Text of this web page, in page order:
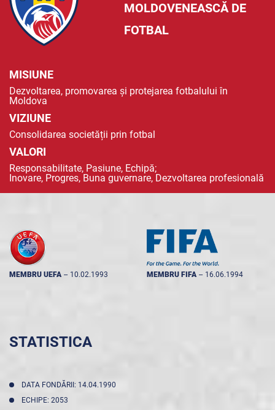
MOLDOVENEASCĂ DE
FOTBAL
MISIUNE
Dezvoltarea, promovarea și protejarea fotbalului în
Moldova
VIZIUNE
Consolidarea societății prin fotbal
VALORI
Responsabilitate, Pasiune, Echipă;
Inovare, Progres, Buna guvernare, Dezvoltarea profesională
MEMBRU UEFA -- 10.02.1993 MEMBRU FIFA -- 16.06.1994
STATISTICA
DATA FONDĂRII: 14.04.1990
ECHIPE: 2053